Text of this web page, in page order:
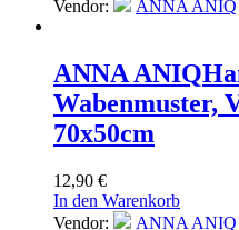
Vendor:
ANNA ANIQ
ANNA ANIQ
Wabenmuster,
70x50cm
12,90 €
In den Warenkorb
Vendor:
ANNA ANIQ